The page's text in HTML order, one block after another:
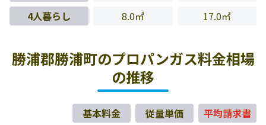
4人暮らし
8.0㎥ 17.0㎥
勝浦郡勝浦町のプロパンガス料金相場
の推移
基本料金 従量単価
平均請求書